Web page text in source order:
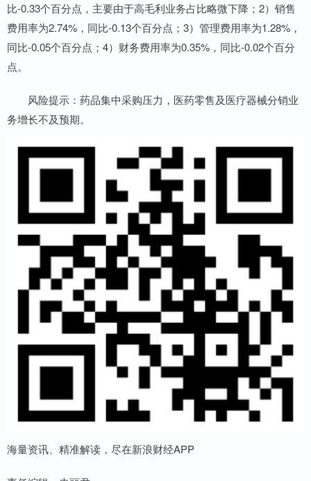
比-0.33个百分点，主要由于高毛利业务占比略微下降；2）销售
费用率为2.74%，同比-0.13个百分点；3）管理费用率为1.28%，
同比-0.05个百分点；4）财务费用率为0.35%，同比-0.02个百分
点。
风险提示：药品集中采购压力，医药零售及医疗器械分销业
务增长不及预期。
海量资讯、精准解读，尽在新浪财经APP